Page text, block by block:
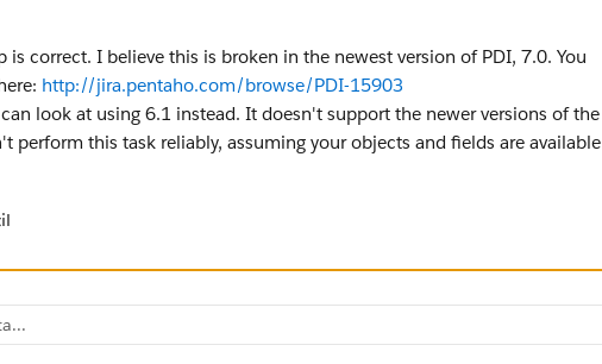
is correct. I believe this is broken in the newest version of PDI, 7.0. You
http://jira.pentaho.com/browse/PDI-15903
look at using 6.1 instead. It doesn't support the newer versions of the
perform this task reliably, assuming your objects and fields are available